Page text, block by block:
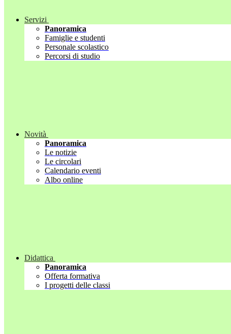
Servizi
Panoramica
Famiglie e studenti
Personale scolastico
Percorsi di studio
Novità
Panoramica
Le notizie
Le circolari
Calendario eventi
Albo online
Didattica
Panoramica
Offerta formativa
I progetti delle classi